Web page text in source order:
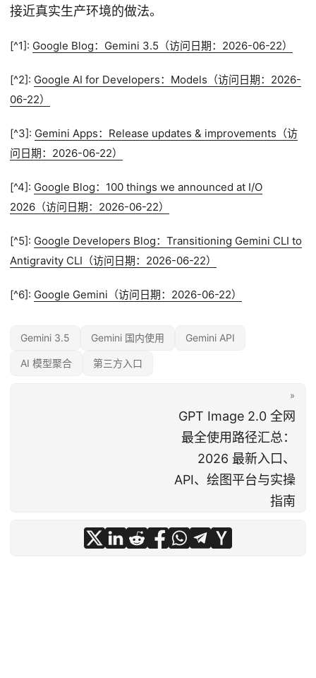
接近真实生产环境的做法。
[^1]: Google Blog：Gemini 3.5（访问日期：2026-06-22）
[^2]: Google AI for Developers：Models（访问日期：2026-
06-22）
[^3]: Gemini Apps：Release updates & improvements（访
问日期：2026-06-22）
[^4]: Google Blog：100 things we announced at I/O
2026（访问日期：2026-06-22）
[^5]: Google Developers Blog：Transitioning Gemini CLI to
Antigravity CLI（访问日期：2026-06-22）
[^6]: Google Gemini（访问日期：2026-06-22）
Gemini 3.5 Gemini 国内使用 Gemini API
AI 模型聚合 第三方入口
»
GPT Image 2.0 全网
最全使用路径汇总：
2026 最新入口、
API、绘图平台与实操
指南